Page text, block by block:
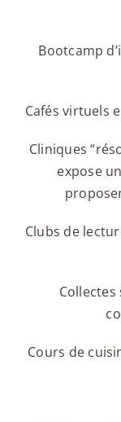
Bootcamp
Cafés virtuels
Cliniques
expose
Clubs de
Cours de